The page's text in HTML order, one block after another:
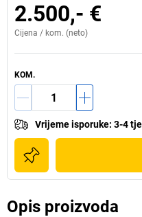
2.500,- €
Cijena / kom. (neto)
KOM.
Vrijeme isporuke: 3-4
Opis proizvoda